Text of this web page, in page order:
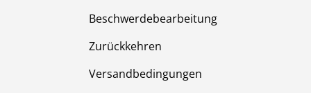
Beschwerdebearbeitung
Zurückkehren
Versandbedingungen